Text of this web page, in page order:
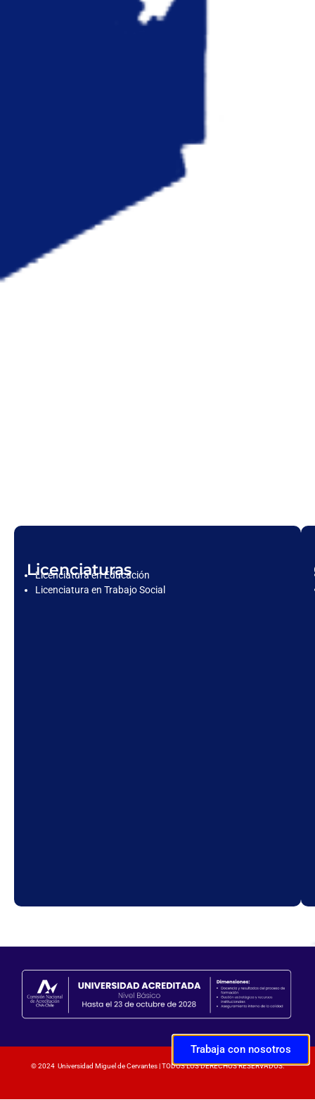
Licenciaturas
Licenciatura en Educación
Licenciatura en Trabajo Social
© 2024 Universidad Miguel de Cervantes | TODOS LOS DERECHOS RESERVADOS.
Trabaja con nosotros